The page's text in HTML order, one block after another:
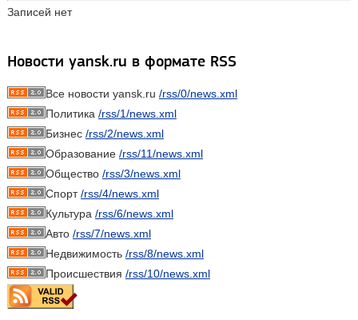
Записей нет
Новости yansk.ru в формате RSS
Все новости yansk.ru /rss/0/news.xml
Политика /rss/1/news.xml
Бизнес /rss/2/news.xml
Образование /rss/11/news.xml
Общество /rss/3/news.xml
Спорт/rss/4/news.xml
Культура /rss/6/news.xml
Авто /rss/7/news.xml
Недвижимость /rss/8/news.xml
Происшествия /rss/10/news.xml